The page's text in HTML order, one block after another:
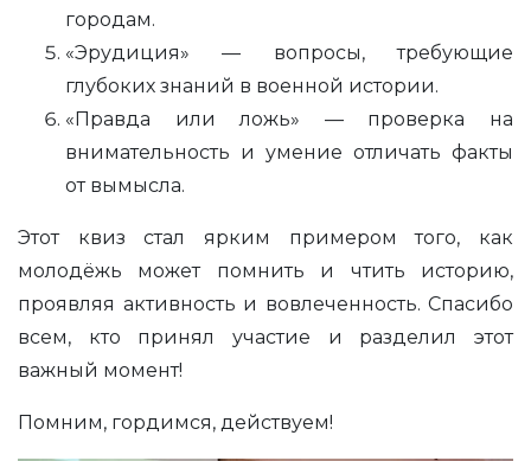
городам.
«Эрудиция» — вопросы, требующие
глубоких знаний в военной истории.
«Правда или ложь» — проверка на
внимательность и умение отличать факты
от вымысла.
Этот квиз стал ярким примером того, как
молодёжь может помнить и чтить историю,
проявляя активность и вовлеченность. Спасибо
всем, кто принял участие и разделил этот
важный момент!
Помним, гордимся, действуем!